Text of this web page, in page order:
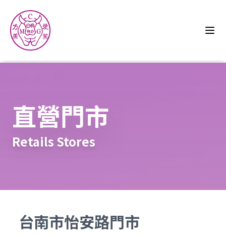
直營門市
Retails Stores
台南市怡安路門市